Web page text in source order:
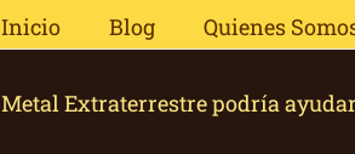
Inicio Blog Quienes
Metal Extraterrestre podría